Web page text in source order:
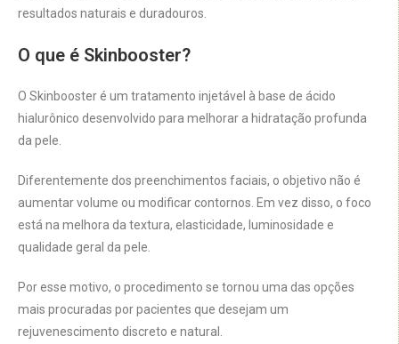
resultados naturais e duradouros.
O que é Skinbooster?
O Skinbooster é um tratamento injetável à base de ácido
hialurônico desenvolvido para melhorar a hidratação profunda
da pele.
Diferentemente dos preenchimentos faciais, o objetivo não é
aumentar volume ou modificar contornos. Em vez disso, o foco
está na melhora da textura, elasticidade, luminosidade e
qualidade geral da pele.
Por esse motivo, o procedimento se tornou uma das opções
mais procuradas por pacientes que desejam um
rejuvenescimento discreto e natural.